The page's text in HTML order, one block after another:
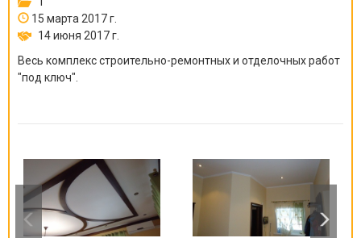
15 марта 2017 г.
14 июня 2017 г.
Весь комплекс строительно-ремонтных и отделочных работ
"под ключ".